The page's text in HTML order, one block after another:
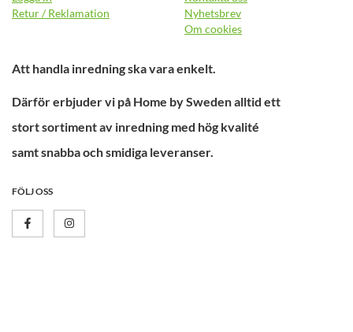
Retur / Reklamation
Nyhetsbrev
Om cookies
Att handla inredning ska vara enkelt.
Därför erbjuder vi på Home by Sweden alltid ett
stort sortiment av inredning med hög kvalité
samt snabba och smidiga leveranser.
FÖLJ OSS